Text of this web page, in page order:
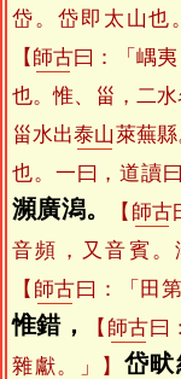
岱。岱即太山也
【 師古曰：「嵎
也。惟、甾，二
甾水出泰山萊蕪
也。一曰，道讀
瀕廣潟。
【 師古
音頻，又音賓。
【 師古曰：「田
惟錯，
【 師古曰
雜獻。」】 岱畎